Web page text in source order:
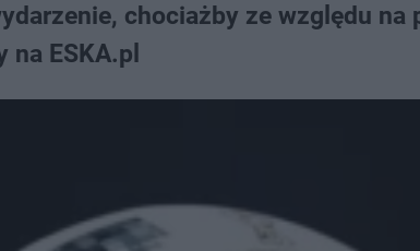
chociażby ze względu na
na ESKA.pl